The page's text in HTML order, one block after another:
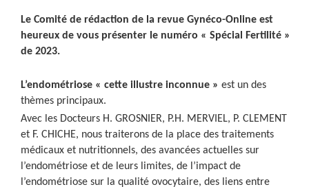
Le Comité de rédaction de la revue Gynéco-Online est
heureux de vous présenter le numéro « Spécial Fertilité »
de 2023.
L’endométriose « cette illustre inconnue » est un des
thèmes principaux.
Avec les Docteurs H. GROSNIER, P.H. MERVIEL, P. CLEMENT
et F. CHICHE, nous traiterons de la place des traitements
médicaux et nutritionnels, des avancées actuelles sur
l’endométriose et de leurs limites, de l’impact de
l’endométriose sur la qualité ovocytaire, des liens entre